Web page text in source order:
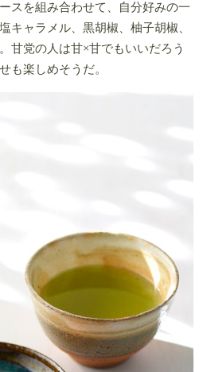
スを組み合わせて、自分好みの一
キャラメル、黒胡椒、柚子胡椒、
甘党の人は甘×甘でもいいだろう
も楽しめそうだ。